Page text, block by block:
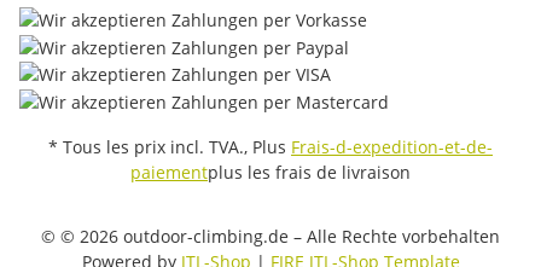
* Tous les prix incl. TVA., Plus Frais-d-expedition-et-de-
paiementplus les frais de livraison
© © 2026 outdoor-climbing.de – Alle Rechte vorbehalten
Powered by JTL-Shop | FIRE JTL-Shop Template